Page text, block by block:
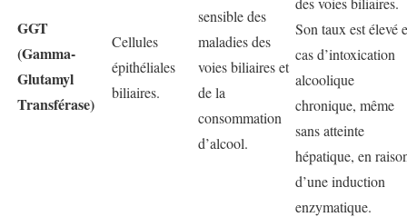
GGT
(Gamma-
Glutamyl
Transférase)
Cellules
épithéliales
biliaires.
sensible des
maladies des
voies biliaires et
de la
consommation
d’alcool.
Son taux est élevé
cas d’intoxication
alcoolique
chronique, même
sans atteinte
hépatique, en
d’une induction
enzymatique.